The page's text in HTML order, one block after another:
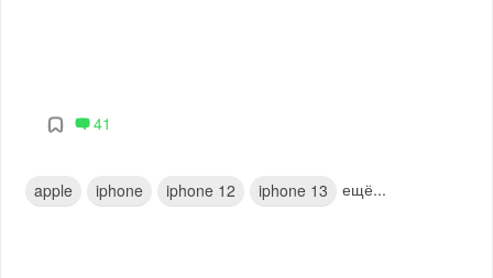
41
apple iphone iphone 12 iphone 13 ещё...